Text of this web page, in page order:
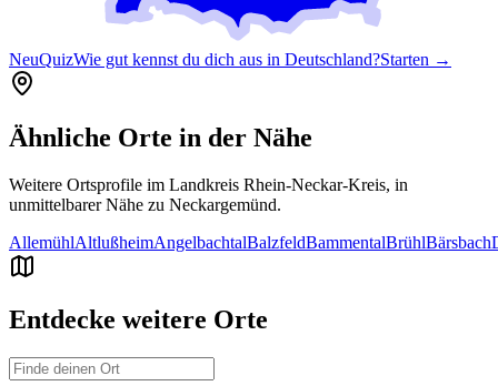
NeuQuizWie gut kennst du dich aus in Deutschland?Starten →
Ähnliche Orte in der Nähe
Weitere Ortsprofile im Landkreis Rhein-Neckar-Kreis, in
unmittelbarer Nähe zu Neckargemünd.
AllemühlAltlußheimAngelbachtalBalzfeldBammentalBrühlBärsbach
Entdecke weitere Orte